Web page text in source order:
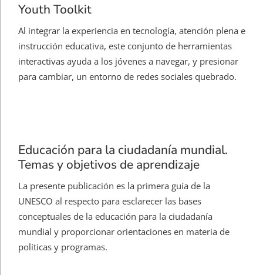
Youth Toolkit
Al integrar la experiencia en tecnología, atención plena e
instrucción educativa, este conjunto de herramientas
interactivas ayuda a los jóvenes a navegar, y presionar
para cambiar, un entorno de redes sociales quebrado.
Educación para la ciudadanía mundial.
Temas y objetivos de aprendizaje
La presente publicación es la primera guía de la
UNESCO al respecto para esclarecer las bases
conceptuales de la educación para la ciudadanía
mundial y proporcionar orientaciones en materia de
políticas y programas.